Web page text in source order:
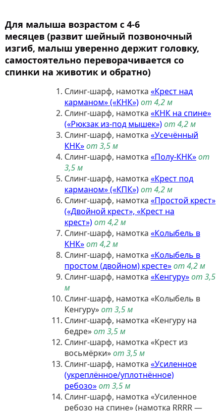
Для малыша возрастом с 4-6
месяцев (развит шейный позвоночный
изгиб, малыш уверенно держит головку,
самостоятельно переворачивается со
спинки на животик и обратно)
Слинг-шарф, намотка «Крест над
карманом» («КНК»)от 4,2 м
Слинг-шарф, намотка «КНК на спине»
(«Рюкзак из-под мышек»)от 4,2 м
Слинг-шарф, намотка «Усечённый
КНК»от 3,5 м
Слинг-шарф, намотка «Полу-КНК»от
3,5 м
Слинг-шарф, намотка «Крест под
карманом» («КПК»)от 4,2 м
Слинг-шарф, намотка «Простой крест»
(«Двойной крест», «Крест на
крест»)от 4,2 м
Слинг-шарф, намотка «Колыбель в
КНК»от 4,2м
Слинг-шарф, намотка «Колыбель в
простом (двойном) кресте»от 4,2 м
Слинг-шарф, намотка «Кенгуру»от 3,5
м
Слинг-шарф, намотка «Колыбель в
Кенгуру»от 3,5 м
Слинг-шарф, намотка «Кенгуру на
бедре»от 3,5 м
Слинг-шарф, намотка «Крест из
восьмёрки»от 3,5 м
Слинг-шарф, намотка «Усиленное
(укреплённое/уплотнённое)
ребозо»от 3,5 м
Слинг-шарф, намотка «Усиленное
ребозо на спине» (намотка RRRR —